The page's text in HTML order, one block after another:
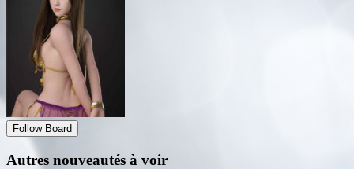
Follow Board
Autres nouveautés à voir